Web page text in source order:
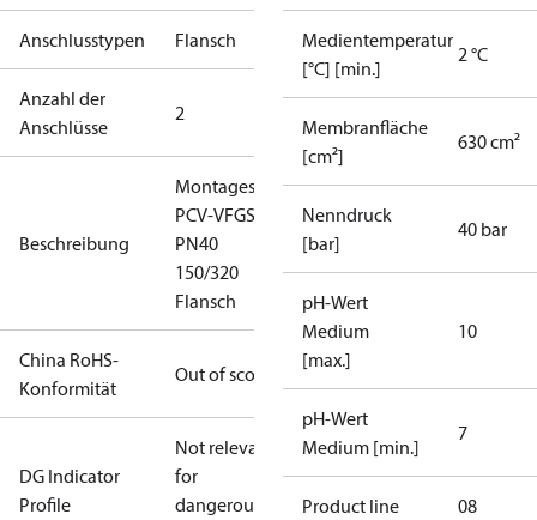
Anschlusstypen Flansch
Anzahl der
Anschlüsse
2
Beschreibung
Montagesatz
PCV-VFGS2
PN40
150/320
Flansch
China RoHS-
Konformität
Out of scope
DG Indicator
Profile
Not relevant
for
dangerous
Medientemperatur
[°C] [min.]
2 °C
Membranfläche
[cm²]
630 cm²
Nenndruck
[bar]
40 bar
pH-Wert
Medium
[max.]
10
pH-Wert
Medium [min.]
7
Product line 08